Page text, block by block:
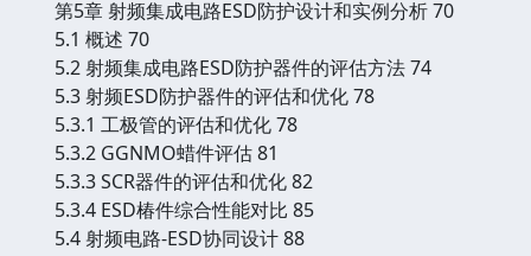
第5章 射频集成电路ESD防护设计和实例分析 70
5.1 概述 70
5.2 射频集成电路ESD防护器件的评估方法 74
5.3 射频ESD防护器件的评估和优化 78
5.3.1 工极管的评估和优化 78
5.3.2 GGNMO蜡件评估 81
5.3.3 SCR器件的评估和优化 82
5.3.4 ESD椿件综合性能对比 85
5.4 射频电路-ESD协同设计 88